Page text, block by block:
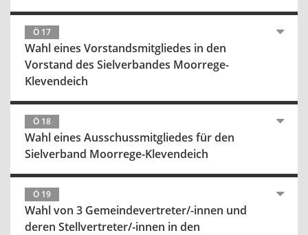
Ö 17
Wahl eines Vorstandsmitgliedes in den
Vorstand des Sielverbandes Moorrege-
Klevendeich
Ö 18
Wahl eines Ausschussmitgliedes für den
Sielverband Moorrege-Klevendeich
Ö 19
Wahl von 3 Gemeindevertreter/-innen und
deren Stellvertreter/-innen in den